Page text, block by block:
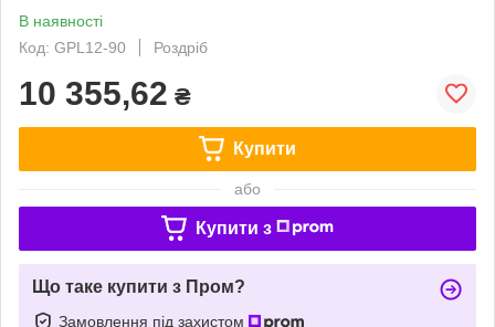
В наявності
Код: GPL12-90
Роздріб
10 355,62 ₴
Купити
або
Купити з
Що таке купити з Пром?
Замовлення під захистом